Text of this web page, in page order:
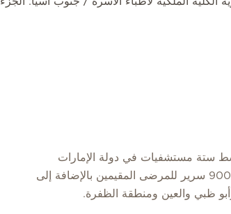
ستة مستشفيات في دولة الإمارات
العربية المتحدة مع أكثر من 900 سرير للمرضى المقيمين بالإضافة إلى